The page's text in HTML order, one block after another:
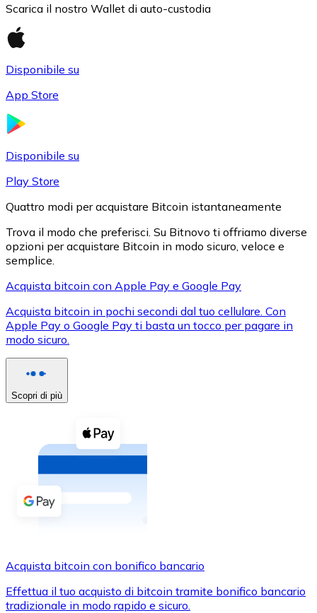
XRP
XRP
Vedi tutto
Buoni cripto
Acquista criptovalute in contanti e altri mezzi di
Acquista con contanti
Bonifico SEPA
Usa le carte Visa e Mastercard per acquistare
Scarica il nostro Wallet di auto-custodia
Disponibile su
App Store
Disponibile su
Play Store
Quattro modi per acquistare Bitcoin istantaneamente
Trova il modo che preferisci. Su Bitnovo ti offriamo diverse
opzioni per acquistare Bitcoin in modo sicuro, veloce e
semplice.
Acquista bitcoin con Apple Pay e Google Pay
Acquista bitcoin in pochi secondi dal tuo cellulare. Con
Apple Pay o Google Pay ti basta un tocco per pagare in
modo sicuro.
Scopri di più
Acquista bitcoin con bonifico bancario
Effettua il tuo acquisto di bitcoin tramite bonifico bancario
tradizionale in modo rapido e sicuro.